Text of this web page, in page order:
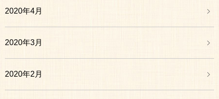
2020年4月
2020年3月
2020年2月